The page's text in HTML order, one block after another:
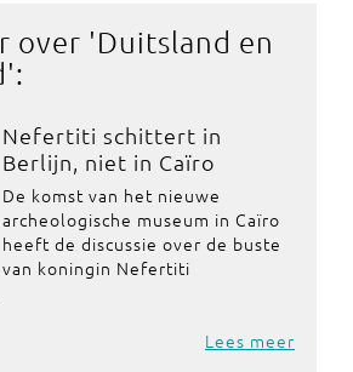
over 'Duitsland en
':
Nefertiti schittert in
Berlijn, niet in Caïro
De komst van het nieuwe
archeologische museum in Caïro
heeft de discussie over de buste
van koningin Nefertiti
Lees meer